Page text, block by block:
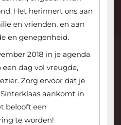
Het herinnert ons aan
en vrienden, en aan
en genegenheid.
2018 in je agenda
dag vol vreugde,
Zorg ervoor dat je
aankomt in
belooft een
te worden!